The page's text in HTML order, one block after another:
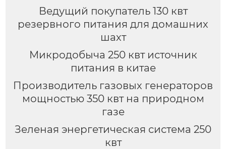
Ведущий покупатель 130 квт
резервного питания для домашних
шахт
Микродобыча 250 квт источник
питания в китае
Производитель газовых генераторов
мощностью 350 квт на природном
газе
Зеленая энергетическая система 250
квт